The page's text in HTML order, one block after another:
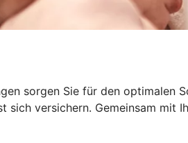
sorgen Sie für den optimalen
sich versichern. Gemeinsam mit